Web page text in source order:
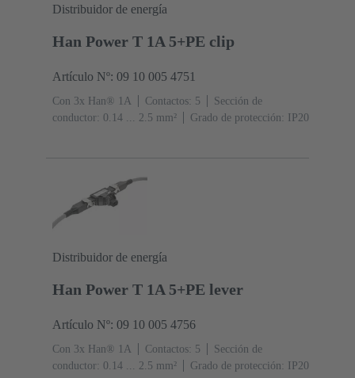
Distribuidor de energía
Han Power T 1A 5+PE clip
Artículo Nº: 09 10 005 4751
Con 3x Han® 1A Contactos: 5
Sección de
conductor: 0.14 ... 2.5 mm²
Grado de protección: IP20
Distribuidor de energía
Han Power T 1A 5+PE lever
Artículo Nº: 09 10 005 4756
Con 3x Han® 1A Contactos: 5
Sección de
conductor: 0.14 ... 2.5 mm²
Grado de protección: IP20